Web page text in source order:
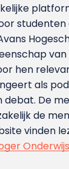
studenten
van
hen
als
debat. De
de
vinden